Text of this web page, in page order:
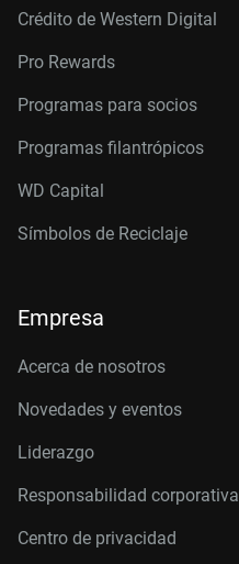
Crédito de Western Digital
Pro Rewards
Programas para socios
Programas filantrópicos
WD Capital
Símbolos de Reciclaje
Empresa
Acerca de nosotros
Novedades y eventos
Liderazgo
Responsabilidad corporativa
Centro de privacidad